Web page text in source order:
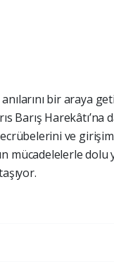
bir araya
Barış
ve
mücadelelerle dolu